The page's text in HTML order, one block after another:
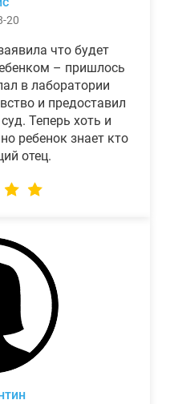
20
что будет
– пришлось
в лаборатории
и предоставил
Теперь хоть и
ребенок знает кто
отец.